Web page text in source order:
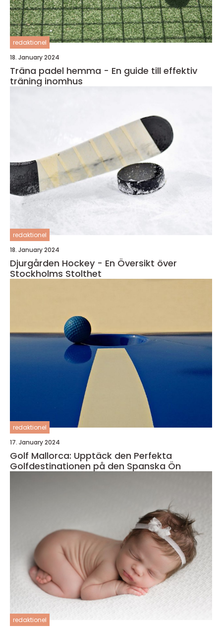
redaktionel
18. January 2024
Träna padel hemma - En guide till effektiv
träning inomhus
redaktionel
18. January 2024
Djurgården Hockey - En Översikt över
Stockholms Stolthet
redaktionel
17. January 2024
Golf Mallorca: Upptäck den Perfekta
Golfdestinationen på den Spanska Ön
redaktionel